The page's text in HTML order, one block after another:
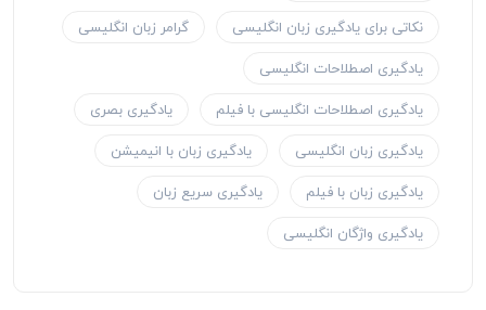
نکاتی برای یادگیری زبان انگلیسی
گرامر زبان انگلیسی
یادگیری اصطلاحات انگلیسی
یادگیری اصطلاحات انگلیسی با فیلم
یادگیری بصری
یادگیری زبان انگلیسی
یادگیری زبان با انیمیشن
یادگیری زبان با فیلم
یادگیری سریع زبان
یادگیری واژگان انگلیسی